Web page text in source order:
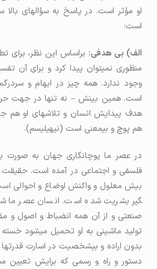
او مؤثر است. در پاسخ به سؤال­های
است:
الف) بی­ هدفی: براساس این نظر، برای
منظوری نمی­توان پیدا کرد و برای آن
وجود ندارد. همه چیز در ابهام و
است. همین بینش – نه تنها در جهت
هدف پیدایش انسان و تلاش­های او هم
هم پوچ و بی­معنی است (نیهیلیسم).
در عصر ما پوچ­انگاری جهان به صورت
فلسفی و اجتماعی در آمده است.
گیر بشریت شده است. انسان عصر
صنعتی و از آن همه انضباط و اصول و
تولید ماشینی به او تحمیل می­شود
بدون اراده و بی­شخصیت در اسارت
دستور و راه و رسمی که برایش تعیین